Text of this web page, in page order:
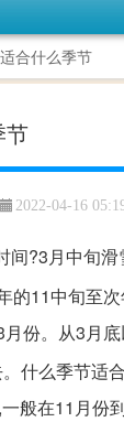
合什么季节
节
2022-04-16
间?3月中旬
的11中旬至
份。从3月
什么季节适
般在11月份